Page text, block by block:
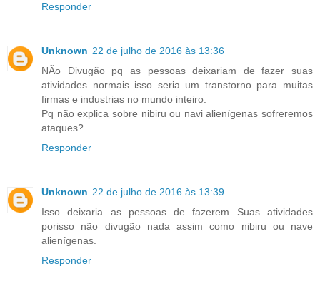
Responder
Unknown 22 de julho de 2016 às 13:36
NÃo Divugão pq as pessoas deixariam de fazer suas
atividades normais isso seria um transtorno para muitas
firmas e industrias no mundo inteiro.
Pq não explica sobre nibiru ou navi alienígenas sofreremos
ataques?
Responder
Unknown 22 de julho de 2016 às 13:39
Isso deixaria as pessoas de fazerem Suas atividades
porisso não divugão nada assim como nibiru ou nave
alienígenas.
Responder